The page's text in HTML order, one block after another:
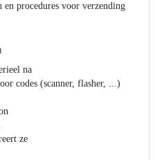
procedures voor verzending
na
codes (scanner, flasher, ...)
ze